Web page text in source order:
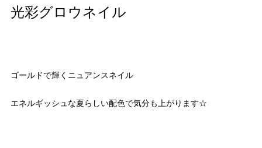
光彩グロウネイル
ゴールドで輝くニュアンスネイル
エネルギッシュな夏らしい配色で気分も上がります☆